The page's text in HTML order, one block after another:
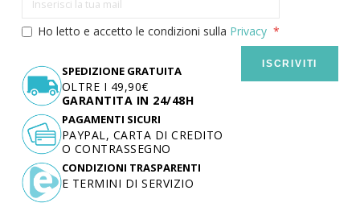
Ho letto e accetto le condizioni sulla Privacy
ISCRIVITI
SPEDIZIONE GRATUITA
OLTRE I 49,90€
GARANTITA IN 24/48H
PAGAMENTI SICURI
PAYPAL, CARTA DI CREDITO
O CONTRASSEGNO
CONDIZIONI TRASPARENTI
E TERMINI DI SERVIZIO